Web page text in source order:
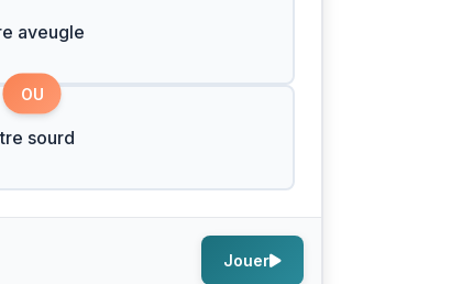
aveugle
OU
sourd
Jouer